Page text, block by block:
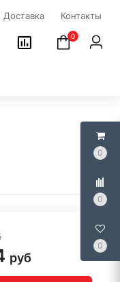
0
0
0
Доставка Контакты
0
руб